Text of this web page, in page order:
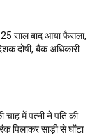
साल बाद आया फैसला,
दोषी, बैंक अधिकारी
चाह में पत्नी ने पति की
पिलाकर साड़ी से घोंटा